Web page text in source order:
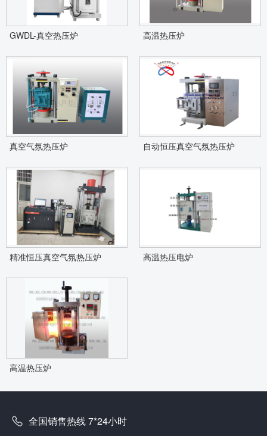
GWDL-真空热压炉 高温热压炉
真空气氛热压炉 自动恒压真空气氛热压炉
精准恒压真空气氛热压炉 高温热压电炉
高温热压炉
全国销售热线 7*24小时